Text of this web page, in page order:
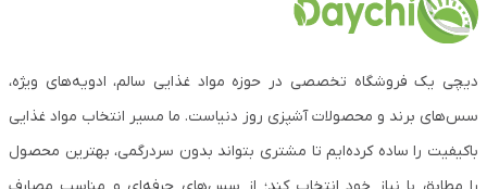
دیچی یک فروشگاه تخصصی در حوزه مواد غذایی سالم، ادویه‌های ویژه،
سس‌های برند و محصولات آشپزی روز دنیاست. ما مسیر انتخاب مواد غذایی
باکیفیت را ساده کرده‌ایم تا مشتری بتواند بدون سردرگمی، بهترین محصول